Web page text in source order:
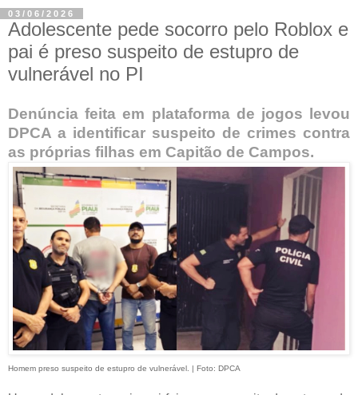
03/06/2026
Adolescente pede socorro pelo Roblox e
pai é preso suspeito de estupro de
vulnerável no PI
Denúncia feita em plataforma de jogos levou
DPCA a identificar suspeito de crimes contra
as próprias filhas em Capitão de Campos.
Homem preso suspeito de estupro de vulnerável. | Foto: DPCA